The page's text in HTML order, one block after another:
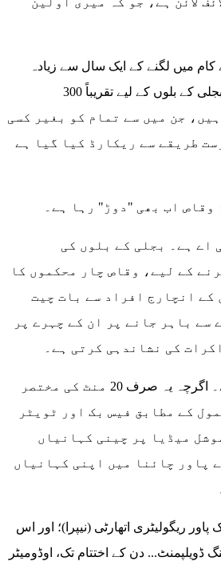
کام میں لگنے کے ایک سال سے زیادہ
عرصے کے بعد، وقاص نے بجلی کے بلوں کے لیے تقریباً 300
جن میں سے تمام کو بغیر کسی
طریقے سے ریکارڈ کیا گیا ہے
وقاص اب بھی "دوڑ" رہا ہے۔
اے ہے۔ بجلی کے بلوں کی
کے لیے، وقاص چار محکموں کا
کے انچارج افراد سے بات چیت
سے باہر جانے پر ان کے چہرے پر
کی نشاندہی کرتی ہے۔
اگلا پڑاو¿ ایف بی آر ہے۔ اگرچہ یہ صرف 20 منٹ کی مختصر
کے مطابق فیس بک اور ٹویٹر
میڈیا پر چینی کہانیاں
پاور چائنا میں اپنی کہانیاں
پاور ریگولیٹری اتھارٹی (نیپرا)؛ اور اس
ڈویلپمنٹ... دن کے اختتام تک، اوڈومیٹر